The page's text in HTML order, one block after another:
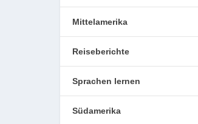
Mittelamerika
Reiseberichte
Sprachen lernen
Südamerika